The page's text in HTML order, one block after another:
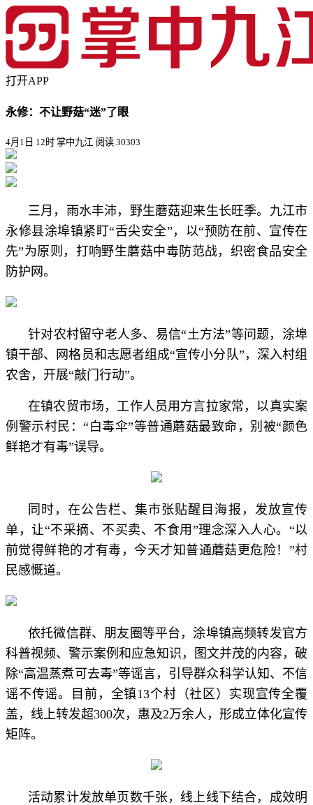
打开APP
永修：不让野菇“迷”了眼
4月1日 12时 掌中九江 阅读 30303
三月，雨水丰沛，野生蘑菇迎来生长旺季。九江市
永修县涂埠镇紧盯“舌尖安全”，以“预防在前、宣传在
先”为原则，打响野生蘑菇中毒防范战，织密食品安全
防护网。
针对农村留守老人多、易信“土方法”等问题，涂埠
镇干部、网格员和志愿者组成“宣传小分队”，深入村组
农舍，开展“敲门行动”。
在镇农贸市场，工作人员用方言拉家常，以真实案
例警示村民：“白毒伞”等普通蘑菇最致命，别被“颜色
鲜艳才有毒”误导。
同时，在公告栏、集市张贴醒目海报，发放宣传
单，让“不采摘、不买卖、不食用”理念深入人心。“以
前觉得鲜艳的才有毒，今天才知普通蘑菇更危险！”村
民感慨道。
依托微信群、朋友圈等平台，涂埠镇高频转发官方
科普视频、警示案例和应急知识，图文并茂的内容，破
除“高温蒸煮可去毒”等谣言，引导群众科学认知、不信
谣不传谣。目前，全镇13个村（社区）实现宣传全覆
盖，线上转发超300次，惠及2万余人，形成立体化宣传
矩阵。
活动累计发放单页数千张，线上线下结合，成效明